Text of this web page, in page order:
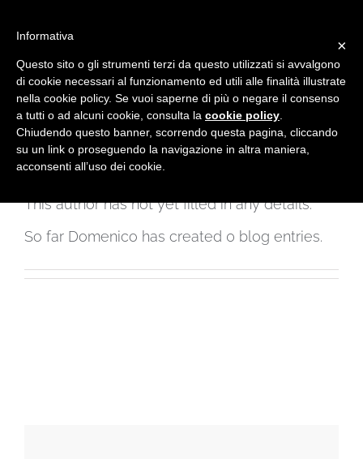
content
AboutDomenico
This author has not yet filled in any details.
So far Domenico has created 0 blog entries.
×
Informativa
Questo sito o gli strumenti terzi da questo utilizzati si avvalgono
di cookie necessari al funzionamento ed utili alle finalità illustrate
nella cookie policy. Se vuoi saperne di più o negare il consenso
a tutti o ad alcuni cookie, consulta la cookie policy
Chiudendo questo banner, scorrendo questa pagina, cliccando
su un link o proseguendo la navigazione in altra maniera,
acconsenti all’uso dei cookie.